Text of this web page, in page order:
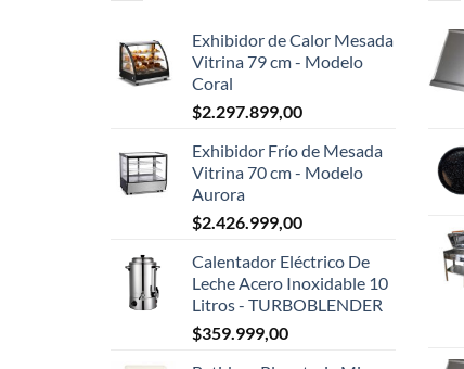
Exhibidor de Calor Mesada
Vitrina 79 cm - Modelo
Coral
$2.297.899,00
Exhibidor Frío de Mesada
Vitrina 70 cm - Modelo
Aurora
$2.426.999,00
Calentador Eléctrico De
Leche Acero Inoxidable 10
Litros - TURBOBLENDER
$359.999,00